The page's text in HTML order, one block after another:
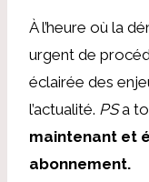
À l’heure où la
urgent de
éclairée des
l’actualité. PSa
maintenant et
abonnement.